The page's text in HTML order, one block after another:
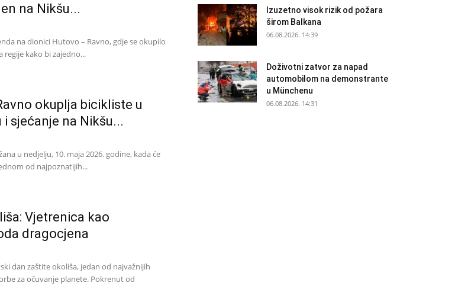
na Nikšu...
na dionici Hutovo – Ravno, gdje se okupilo
regije kako bi zajedno...
okuplja bicikliste u
sjećanje na Nikšu...
u nedjelju, 10. maja 2026. godine, kada će
od najpoznatijih...
Vjetrenica kao
dragocjena
dan zaštite okoliša, jedan od najvažnijih
za očuvanje planete. Pokrenut od
Izuzetno visok rizik od požara
širom Balkana
06.08.2026. 14:39
Doživotni zatvor za napad
automobilom na demonstrante
u Münchenu
06.08.2026. 14:31